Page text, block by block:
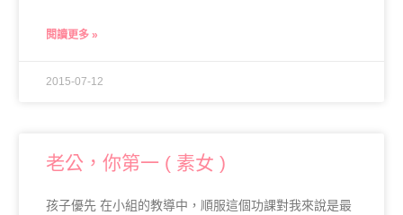
閱讀更多 »
2015-07-12
老公，你第一 ( 素女 )
孩子優先 在小組的教導中，順服這個功課對我來說是最